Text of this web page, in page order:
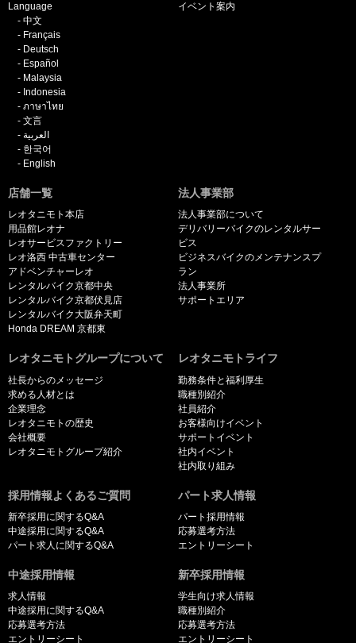
Language
中文
Français
Deutsch
Español
Malaysia
Indonesia
ภาษาไทย
文言
العربية
한국어
English
イベント案内
店舗一覧
レオタニモト本店
用品館レオナ
レオサービスファクトリー
レオ洛西 中古車センター
アドベンチャーレオ
レンタルバイク京都中央
レンタルバイク京都伏見店
レンタルバイク大阪弁天町
Honda DREAM 京都東
法人事業部
法人事業部について
デリバリーバイクのレンタルサー
ビス
ビジネスバイクのメンテナンスプ
ラン
法人事業所
サポートエリア
レオタニモトグループについて
社長からのメッセージ
求める人材とは
企業理念
レオタニモトの歴史
会社概要
レオタニモトグループ紹介
レオタニモトライフ
勤務条件と福利厚生
職種別紹介
社員紹介
お客様向けイベント
サポートイベント
社内イベント
社内取り組み
採用情報よくあるご質問
新卒採用に関するQ&A
中途採用に関するQ&A
パート求人に関するQ&A
パート求人情報
パート採用情報
応募選考方法
エントリーシート
中途採用情報
求人情報
中途採用に関するQ&A
応募選考方法
エントリーシート
新卒採用情報
学生向け求人情報
職種別紹介
応募選考方法
エントリーシート